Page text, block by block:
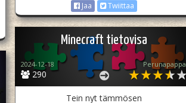
Jaa
Twiittaa
Minecraft tietovisa
290
2024-12-18 Perunapappa
Tein nyt tämmösen